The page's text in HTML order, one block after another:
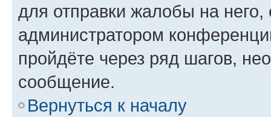
для отправки жалобы на
администратором
пройдёте через ряд шагов,
сообщение.
Вернуться к началу